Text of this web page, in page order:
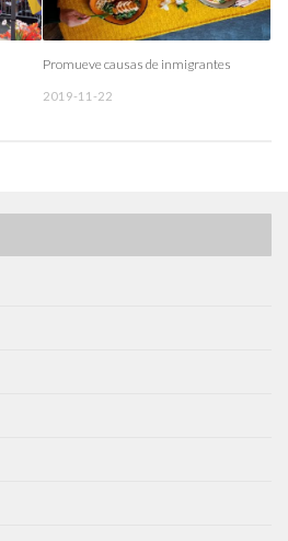
Promueve causas de inmigrantes
2019-11-22